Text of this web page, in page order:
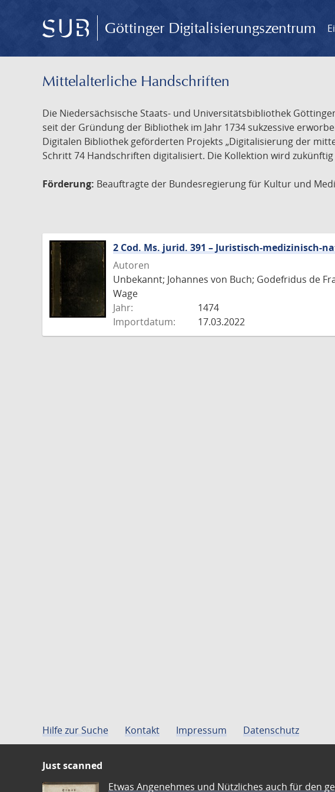
Göttinger Digitalisierungszentrum
Mittelalterliche Handschriften
Die Niedersächsische Staats- und Universitätsbibliothek
seit der Gründung der Bibliothek im Jahr 1734 sukzessive
Digitalen Bibliothek geförderten Projekts „Digitalisierung der
Schritt 74 Handschriften digitalisiert. Die Kollektion wird
Förderung: Beauftragte der Bundesregierung für Kultur und
2 Cod. Ms. jurid. 391 – Juristisch-
Autoren
Unbekannt; Johannes von Buch; Godefridus de
Wage
Jahr:
1474
Importdatum:
17.03.2022
Hilfe zur Suche Kontakt Impressum Datenschutz
Just scanned
Etwas Angenehmes und Nützliches auch für den